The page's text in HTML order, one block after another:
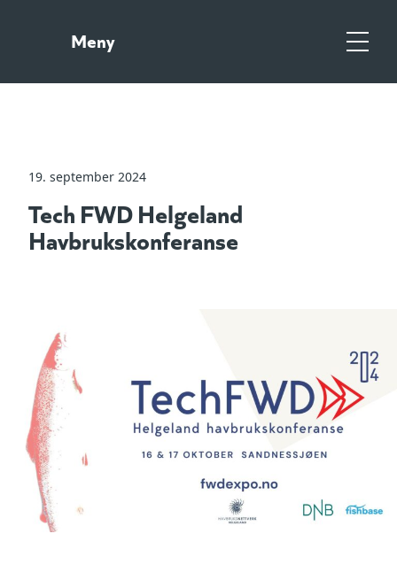
hovedinnholdMeny Meny
19. september 2024
Tech FWD Helgeland
Havbrukskonferanse